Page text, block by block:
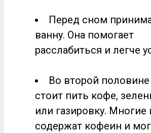
Перед сном
ванну. Она помогает
расслабиться и легче
Во второй
стоит пить кофе,
или газировку. Многие
содержат кофеин и